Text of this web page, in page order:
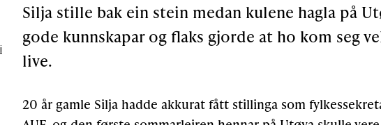
Silja stille bak ein stein medan kulene hagla på
gode kunnskapar og flaks gjorde at ho kom seg
live.
20 år gamle Silja hadde akkurat fått stillinga som